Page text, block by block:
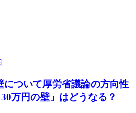
について厚労省議論の方向性
万円の壁」はどうなる？